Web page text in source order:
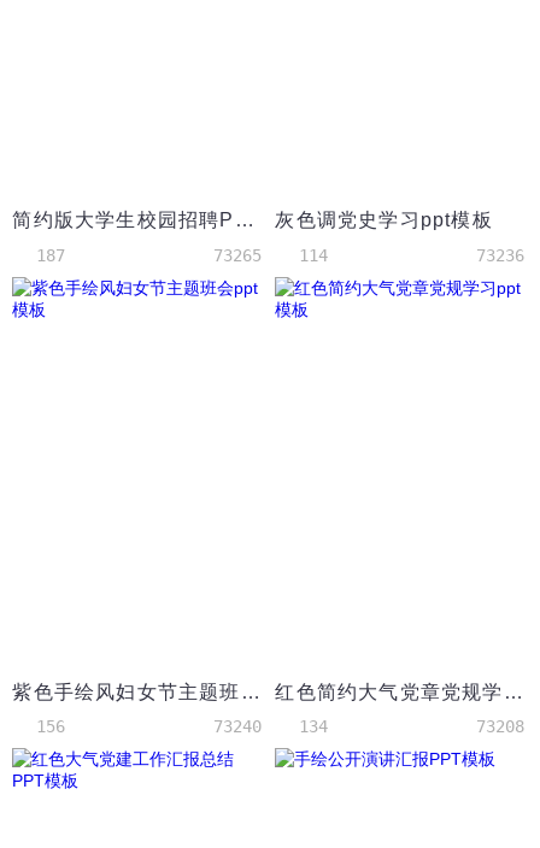
简约版大学生校园招聘PPT模板
187 73265
灰色调党史学习ppt模板
114 73236
紫色手绘风妇女节主题班会ppt模板
156 73240
红色简约大气党章党规学习ppt模板
134 73208